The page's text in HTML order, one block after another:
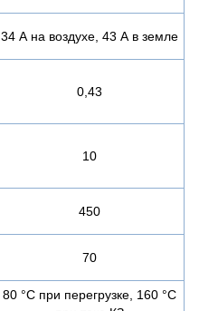
34 А на воздухе, 43 А в земле
0,43
10
450
70
80 °C при перегрузке, 160 °C